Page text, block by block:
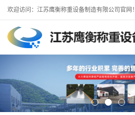
欢迎访问：江苏鹰衡称重设备制造有限公司官网！